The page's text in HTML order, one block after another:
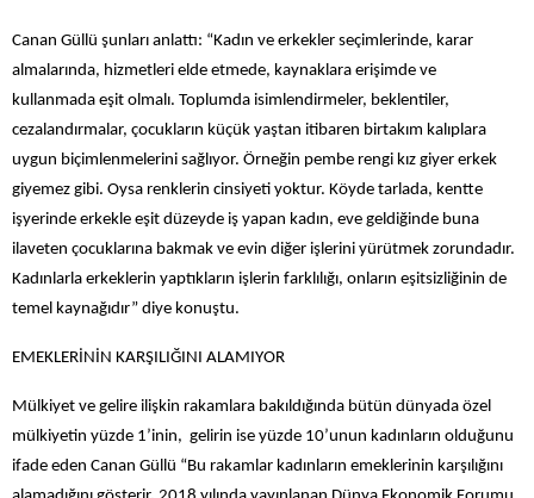
Canan Güllü şunları anlattı: “Kadın ve erkekler seçimlerinde, karar
almalarında, hizmetleri elde etmede, kaynaklara erişimde ve
kullanmada eşit olmalı. Toplumda isimlendirmeler, beklentiler,
cezalandırmalar, çocukların küçük yaştan itibaren birtakım kalıplara
uygun biçimlenmelerini sağlıyor. Örneğin pembe rengi kız giyer erkek
giyemez gibi. Oysa renklerin cinsiyeti yoktur. Köyde tarlada, kentte
işyerinde erkekle eşit düzeyde iş yapan kadın, eve geldiğinde buna
ilaveten çocuklarına bakmak ve evin diğer işlerini yürütmek zorundadır.
Kadınlarla erkeklerin yaptıkların işlerin farklılığı, onların eşitsizliğinin de
temel kaynağıdır” diye konuştu.
EMEKLERİNİN KARŞILIĞINI ALAMIYOR
Mülkiyet ve gelire ilişkin rakamlara bakıldığında bütün dünyada özel
mülkiyetin yüzde 1’inin, gelirin ise yüzde 10’unun kadınların olduğunu
ifade eden Canan Güllü “Bu rakamlar kadınların emeklerinin karşılığını